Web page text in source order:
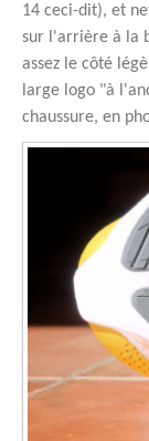
14 ceci-dit), et
sur l'arrière à la
assez le côté
large logo "à
chaussure, en